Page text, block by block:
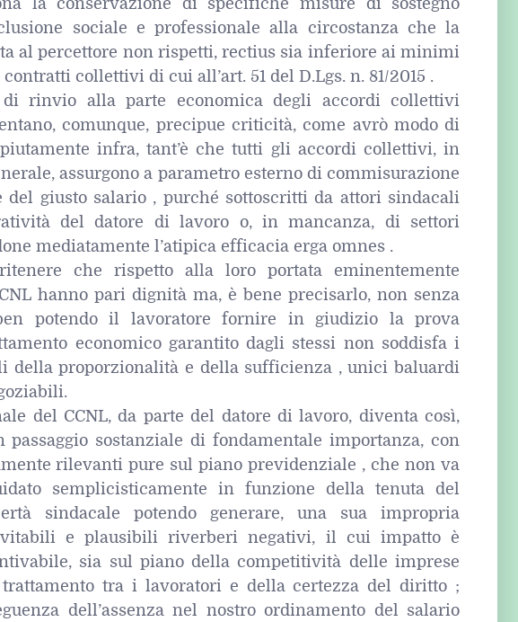
la conservazione di specifiche misure di sostegno
sociale e professionale alla circostanza che la
al percettore non rispetti, rectius sia inferiore ai minimi
collettivi di cui all’art. 51 del D.Lgs. n. 81/2015 .
rinvio alla parte economica degli accordi collettivi
comunque, precipue criticità, come avrò modo di
infra, tant’è che tutti gli accordi collettivi, in
assurgono a parametro esterno di commisurazione
del giusto salario , purché sottoscritti da attori sindacali
del datore di lavoro o, in mancanza, di settori
mediatamente l’atipica efficacia erga omnes .
che rispetto alla loro portata eminentemente
hanno pari dignità ma, è bene precisarlo, non senza
potendo il lavoratore fornire in giudizio la prova
economico garantito dagli stessi non soddisfa i
della proporzionalità e della sufficienza , unici baluardi
del CCNL, da parte del datore di lavoro, diventa così,
passaggio sostanziale di fondamentale importanza, con
rilevanti pure sul piano previdenziale , che non va
semplicisticamente in funzione della tenuta del
sindacale potendo generare, una sua impropria
e plausibili riverberi negativi, il cui impatto è
sia sul piano della competitività delle imprese
tra i lavoratori e della certezza del diritto ;
dell’assenza nel nostro ordinamento del salario